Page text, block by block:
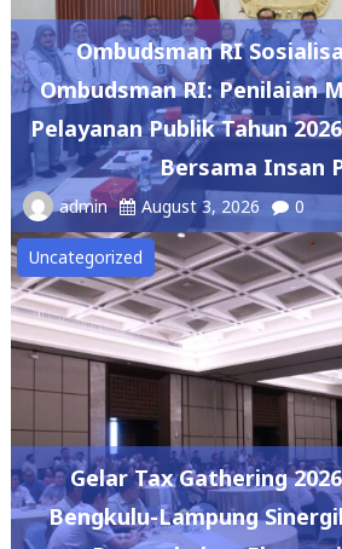
Ombudsman RI
Ombudsman RI: Penilaian
Pelayanan Publik Tahun
Bersama Insan
admin August 3, 2026 0
Uncategorized
Gelar Tax Gathering
Bengkulu-Lampung